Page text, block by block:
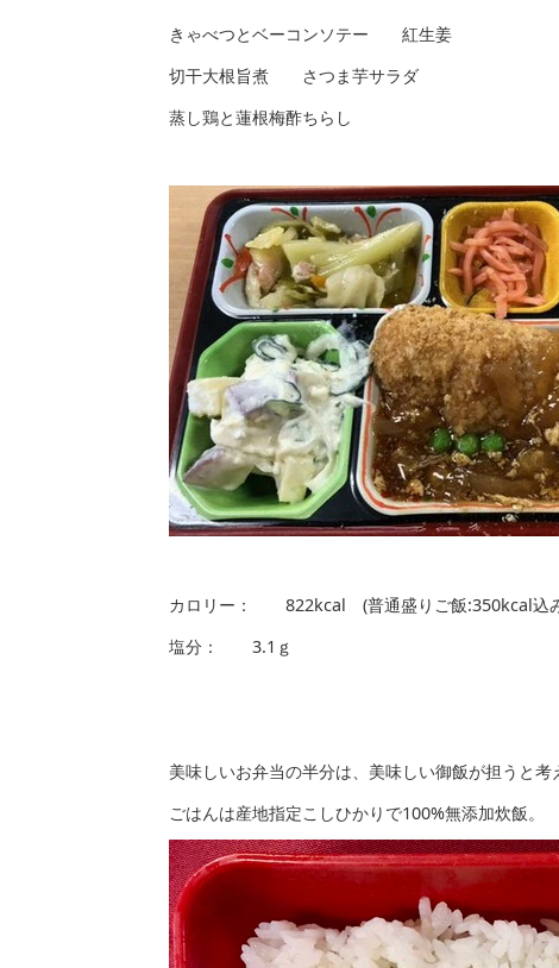
きゃべつとベーコンソテー 紅生姜
切干大根旨煮 さつま芋サラダ
蒸し鶏と蓮根梅酢ちらし
カロリー： 822kcal (普通盛りご飯:350kcal込み
塩分： 3.1ｇ
美味しいお弁当の半分は、美味しい御飯が担うと考
ごはんは産地指定こしひかりで100%無添加炊飯。